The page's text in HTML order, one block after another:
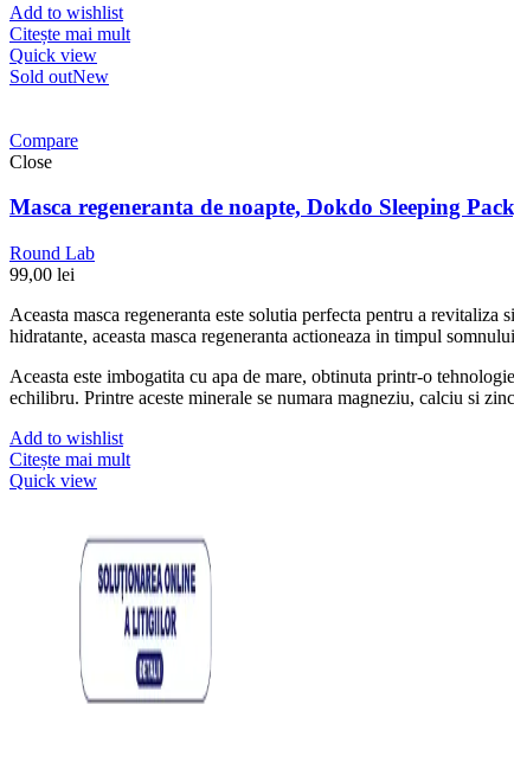
Add to wishlist
Citește mai mult
Quick view
Sold outNew
Compare
Close
Masca regeneranta de noapte, Dokdo Sleeping
Round Lab
99,00 lei
Aceasta masca regeneranta este solutia perfecta pentru a
hidratante, aceasta masca regeneranta actioneaza in timpul
Aceasta este imbogatita cu apa de mare, obtinuta printr-o
echilibru. Printre aceste minerale se numara magneziu, calciu si
Add to wishlist
Citește mai mult
Quick view